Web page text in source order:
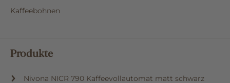
Kaffeebohnen
Produkte
Nivona NICR 790 Kaffeevollautomat matt schwarz